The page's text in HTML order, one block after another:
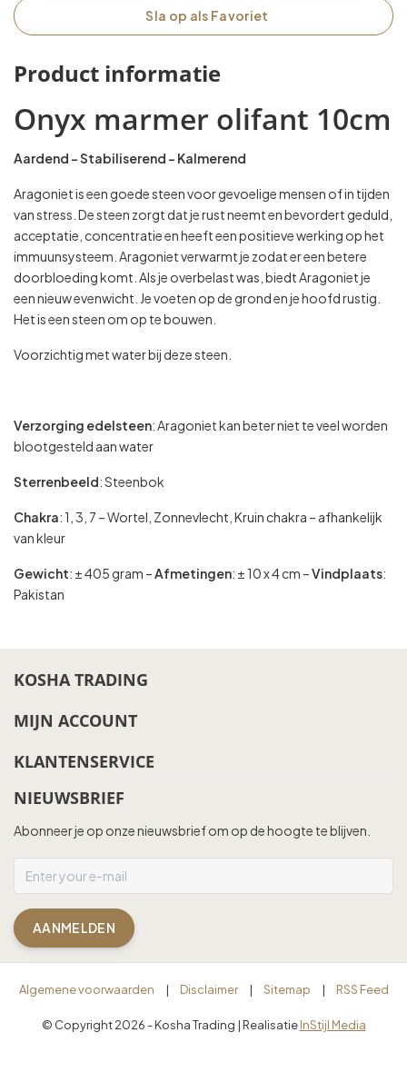
Sla op als Favoriet
Product informatie
Onyx marmer olifant 10cm
Aardend – Stabiliserend – Kalmerend
Aragoniet is een goede steen voor gevoelige mensen of in tijden
van stress. De steen zorgt dat je rust neemt en bevordert geduld,
acceptatie, concentratie en heeft een positieve werking op het
immuunsysteem. Aragoniet verwarmt je zodat er een betere
doorbloeding komt. Als je overbelast was, biedt Aragoniet je
een nieuw evenwicht. Je voeten op de grond en je hoofd rustig.
Het is een steen om op te bouwen.
Voorzichtig met water bij deze steen.
Verzorging edelsteen: Aragoniet kan beter niet te veel worden
blootgesteld aan water
Sterrenbeeld: Steenbok
Chakra: 1, 3, 7 – Wortel, Zonnevlecht, Kruin chakra – afhankelijk
van kleur
Gewicht: ± 405 gram –Afmetingen: ± 10 x 4 cm –Vindplaats:
Pakistan
KOSHA TRADING
MIJN ACCOUNT
KLANTENSERVICE
NIEUWSBRIEF
Abonneer je op onze nieuwsbrief om op de hoogte te blijven.
AANMELDEN
Algemene voorwaarden | Disclaimer | Sitemap | RSS Feed
© Copyright 2026 - Kosha Trading | Realisatie InStijl Media